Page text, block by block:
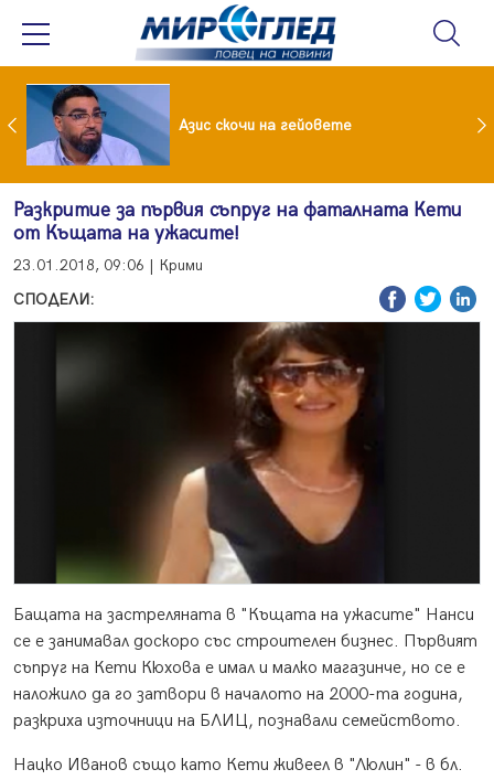
във фейсбук и инстаграм за непълнолетни Азис скочи на гейовете
Разкритие за първия съпруг на фаталната Кети
от Къщата на ужасите!
23.01.2018, 09:06 | Крими
СПОДЕЛИ:
Бащата на застреляната в "Къщата на ужасите" Нанси
се е занимавал доскоро със строителен бизнес. Първият
съпруг на Кети Кюхова е имал и малко магазинче, но се е
наложило да го затвори в началото на 2000-та година,
разкриха източници на БЛИЦ, познавали семейството.
Нацко Иванов също като Кети живеел в "Люлин" - в бл.